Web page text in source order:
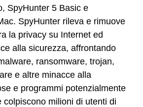
SpyHunter 5 Basic e
SpyHunter rileva e rimuove
la privacy su Internet ed
alla sicurezza, affrontando
ransomware, trojan,
e altre minacce alla
e programmi potenzialmente
colpiscono milioni di utenti di